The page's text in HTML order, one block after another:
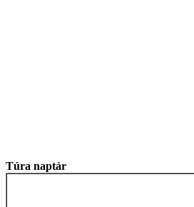
Túra naptár